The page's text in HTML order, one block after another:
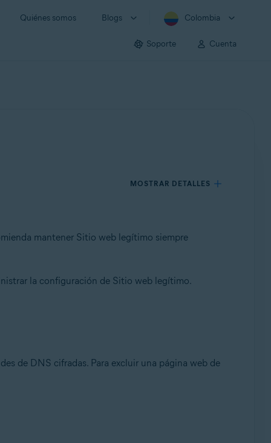
Quiénes somos Blogs Colombia
Soporte Cuenta
MOSTRAR DETALLES
mantener Sitio web legítimo siempre
la configuración de Sitio web legítimo.
de DNS cifradas. Para excluir una página web de